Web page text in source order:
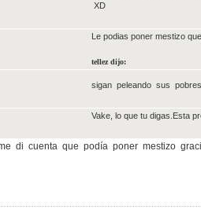
XD
Le podias poner mestizo
tellez dijo:
sigan peleando sus
Vake, lo que tu digas.Esta
di cuenta que podía poner mestizo